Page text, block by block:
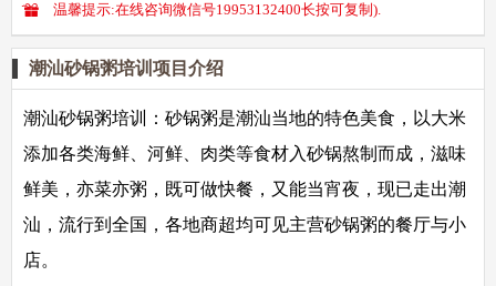
温馨提示:在线咨询微信号19953132400长按可复制).
潮汕砂锅粥培训项目介绍
潮汕砂锅粥培训： 砂锅粥是潮汕当地的特色美食，以大米
添加各类海鲜、河鲜、肉类等食材入砂锅熬制而成，滋味
鲜美，亦菜亦粥，既可做快餐，又能当宵夜，现已走出潮
汕，流行到全国，各地商超均可见主营砂锅粥的餐厅与小
店。